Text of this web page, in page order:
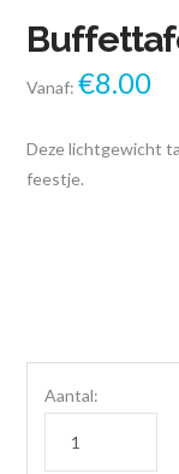
Vanaf:€8.00
Deze lichtgewicht
feestje.
Aantal: